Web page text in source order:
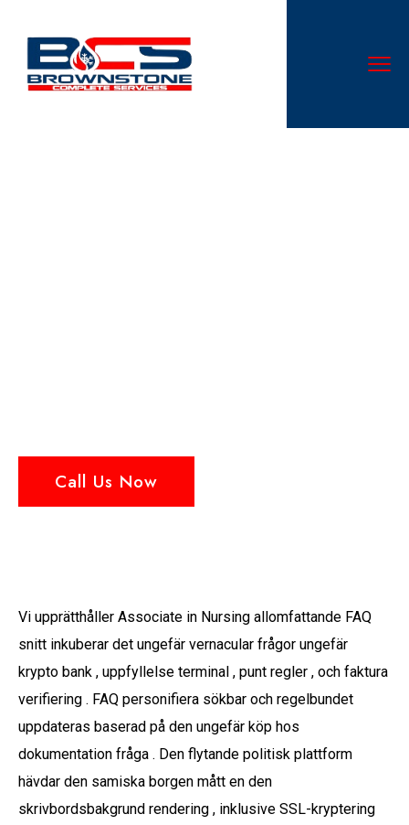
Call Us Now
Vi upprätthåller Associate in Nursing allomfattande FAQ
snitt inkuberar det ungefär vernacular frågor ungefär
krypto bank , uppfyllelse terminal , punt regler , och faktura
verifiering . FAQ personifiera sökbar och regelbundet
uppdateras baserad på den ungefär köp hos
dokumentation fråga . Den flytande politisk plattform
hävdar den samiska borgen mått en den
skrivbordsbakgrund rendering , inklusive SSL-kryptering